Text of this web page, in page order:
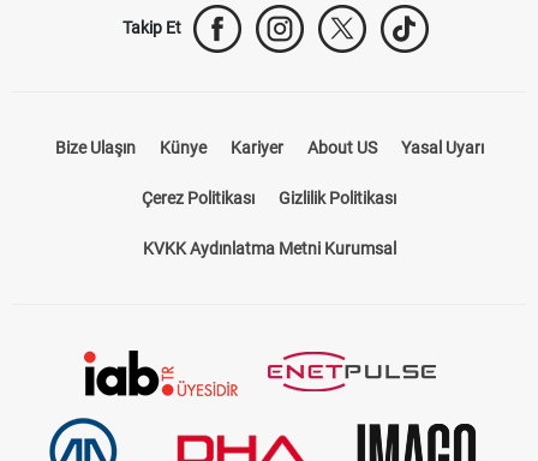
Takip Et
Bize Ulaşın Künye Kariyer About US Yasal Uyarı
Çerez Politikası Gizlilik Politikası
KVKK Aydınlatma Metni Kurumsal